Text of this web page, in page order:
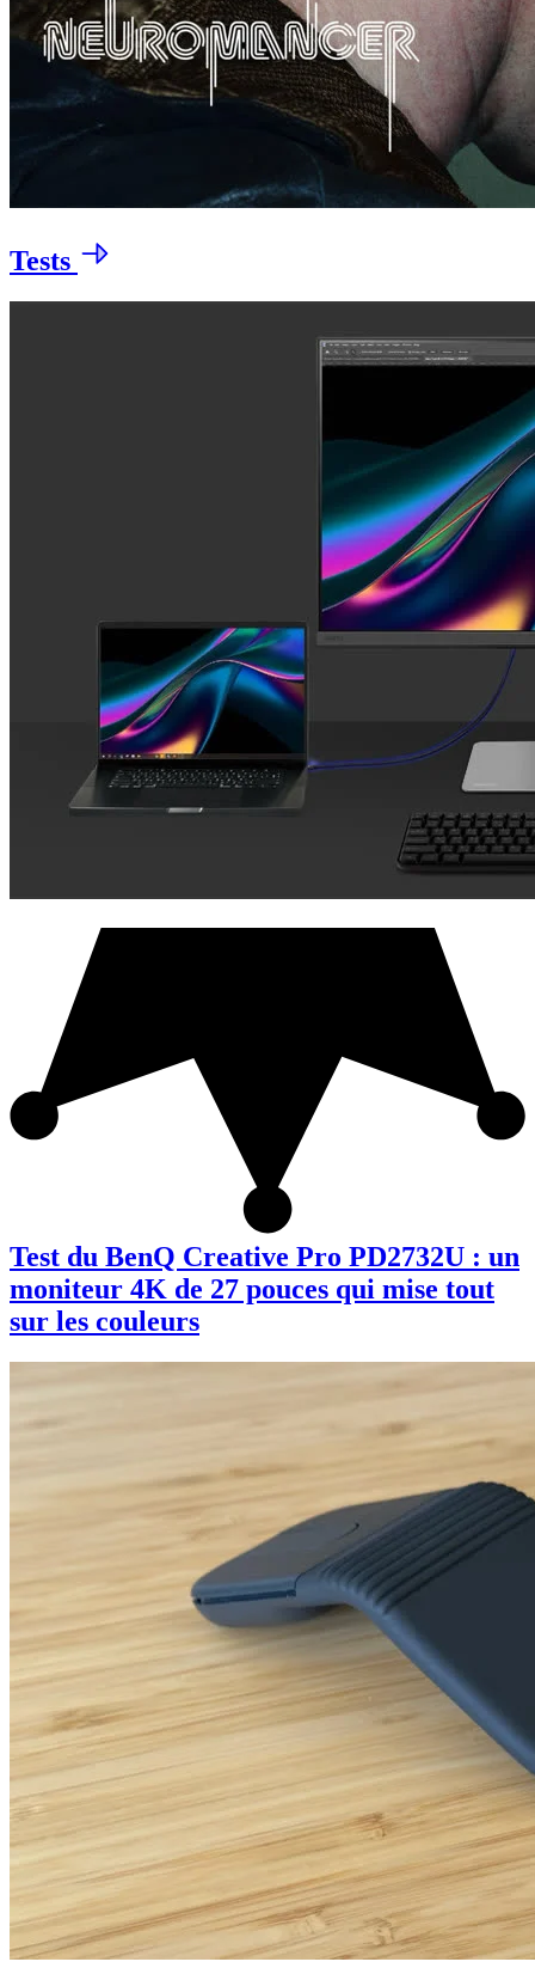
Tests
Test du BenQ Creative Pro PD2732U : un
moniteur 4K de 27 pouces qui mise tout
sur les couleurs